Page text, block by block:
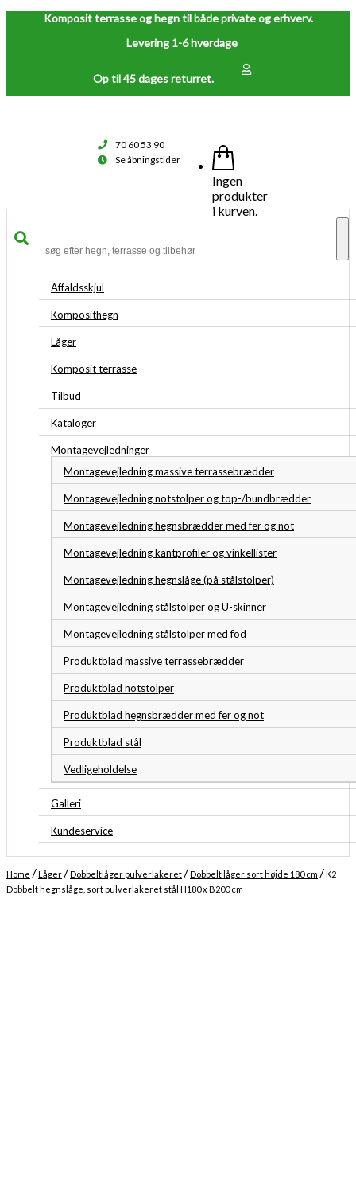
Komposit terrasse og hegn til både private og erhverv.
Levering 1-6 hverdage
Op til 45 dages returret.
70 60 53 90
Se åbningstider
Ingen
produkter
i kurven.
Affaldsskjul
Komposithegn
Låger
Komposit terrasse
Tilbud
Kataloger
Montagevejledninger
Montagevejledning massive terrassebrædder
Montagevejledning notstolper og top-/bundbrædder
Montagevejledning hegnsbrædder med fer og not
Montagevejledning kantprofiler og vinkellister
Montagevejledning hegnslåge (på stålstolper)
Montagevejledning stålstolper og U-skinner
Montagevejledning stålstolper med fod
Produktblad massive terrassebrædder
Produktblad notstolper
Produktblad hegnsbrædder med fer og not
Produktblad stål
Vedligeholdelse
Galleri
Kundeservice
Home /Låger /Dobbeltlåger pulverlakeret /Dobbelt låger sort højde 180 cm /K2
Dobbelt hegnslåge, sort pulverlakeret stål H180 x B200 cm